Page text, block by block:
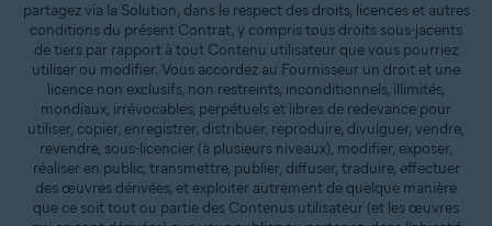
partagez via la Solution, dans le respect des droits, licences et autres
conditions du présent Contrat, y compris tous droits sous-jacents
de tiers par rapport à tout Contenu utilisateur que vous pourriez
utiliser ou modifier. Vous accordez au Fournisseur un droit et une
licence non exclusifs, non restreints, inconditionnels, illimités,
mondiaux, irrévocables, perpétuels et libres de redevance pour
utiliser, copier, enregistrer, distribuer, reproduire, divulguer, vendre,
revendre, sous-licencier (à plusieurs niveaux), modifier, exposer,
réaliser en public, transmettre, publier, diffuser, traduire, effectuer
des œuvres dérivées, et exploiter autrement de quelque manière
que ce soit tout ou partie des Contenus utilisateur (et les œuvres